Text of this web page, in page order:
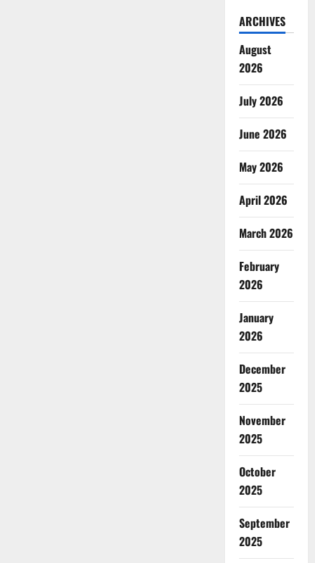
ARCHIVES
August
2026
July 2026
June 2026
May 2026
April 2026
March 2026
February
2026
January
2026
December
2025
November
2025
October
2025
September
2025